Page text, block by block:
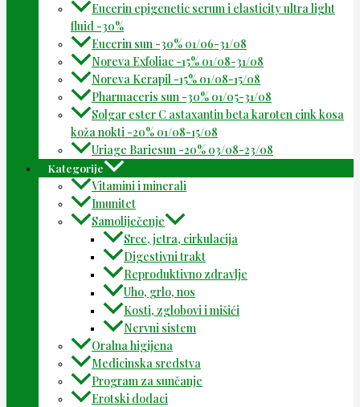
Eucerin epigenetic serum i elasticity ultra light
fluid -30%
Eucerin sun -30% 01/06-31/08
Noreva Exfoliac -15% 01/08-31/08
Noreva Kerapil -15% 01/08-15/08
Pharmaceris sun -30% 01/05-31/08
Solgar ester C astaxantin beta karoten cink kosa
koža nokti -20% 01/08-15/08
Uriage Bariesun -20% 03/08-23/08
Kategorije
Vitamini i minerali
Imunitet
Samoliječenje
Srce, jetra, cirkulacija
Digestivni trakt
Reproduktivno zdravlje
Uho, grlo, nos
Kosti, zglobovi i mišići
Nervni sistem
Oralna higijena
Medicinska sredstva
Program za sunčanje
Erotski dodaci